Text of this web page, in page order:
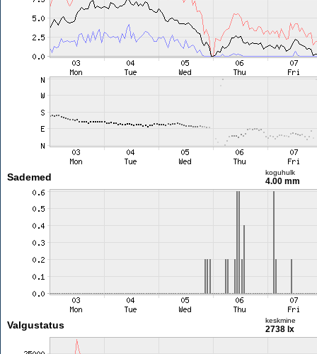
Sademed koguhulk
4.00 mm
Valgustatus keskmine
2738 lx